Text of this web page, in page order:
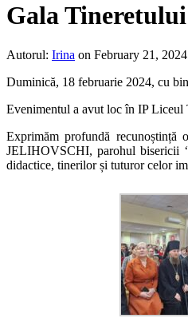
Gala
Autorul: Irina on February 21, 2024
Duminică, 18 februarie 2024, cu
Evenimentul a avut loc în IP Liceul
Exprimăm profundă
JELIHOVSCHI, parohul bisericii
didactice, tinerilor și tuturor celor